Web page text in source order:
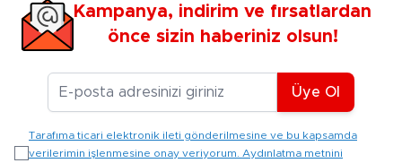
Kampanya, indirim ve fırsatlardan
önce sizin haberiniz olsun!
E-posta Adresiniz
Üye Ol
Tarafıma ticari elektronik ileti gönderilmesine ve bu kapsamda
verilerimin işlenmesine onay veriyorum. Aydınlatma metnini